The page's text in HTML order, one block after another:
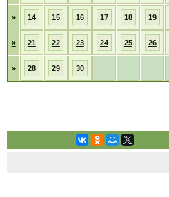
» 14 15 16 17 18 19
» 21 22 23 24 25 26
» 28 29 30